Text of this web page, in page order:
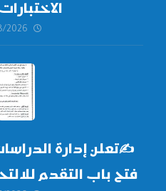
2026
✍تعلن إدارة
فتح باب التقدم